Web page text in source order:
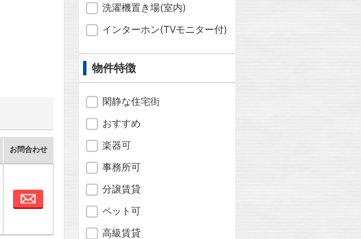
お問合わせ
お問合わせ
洗濯機置き場(室内)
インターホン(TVモニター付)
物件特徴
閑静な住宅街
おすすめ
楽器可
事務所可
分譲賃貸
ペット可
高級賃貸